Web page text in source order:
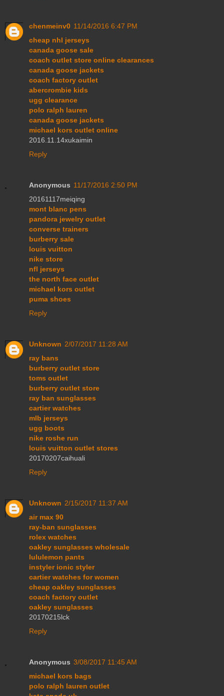
chenmeinv0 11/14/2016 6:47 PM
cheap nhl jerseys
canada goose sale
coach outlet store online clearances
canada goose jackets
coach factory outlet
abercrombie kids
ugg clearance
polo ralph lauren
canada goose jackets
michael kors outlet online
2016.11.14xukaimin
Reply
Anonymous 11/17/2016 2:50 PM
20161117meiqing
mont blanc pens
pandora jewelry outlet
converse trainers
burberry sale
louis vuitton
nike store
nfl jerseys
the north face outlet
michael kors outlet
puma shoes
Reply
Unknown 2/07/2017 11:28 AM
ray bans
burberry outlet store
toms outlet
burberry outlet store
ray ban sunglasses
cartier watches
mlb jerseys
ugg boots
nike roshe run
louis vuitton outlet stores
20170207caihuali
Reply
Unknown 2/15/2017 11:37 AM
air max 90
ray-ban sunglasses
rolex watches
oakley sunglasses wholesale
lululemon pants
instyler ionic styler
cartier watches for women
cheap oakley sunglasses
coach factory outlet
oakley sunglasses
20170215lck
Reply
Anonymous 3/08/2017 11:45 AM
michael kors bags
polo ralph lauren outlet